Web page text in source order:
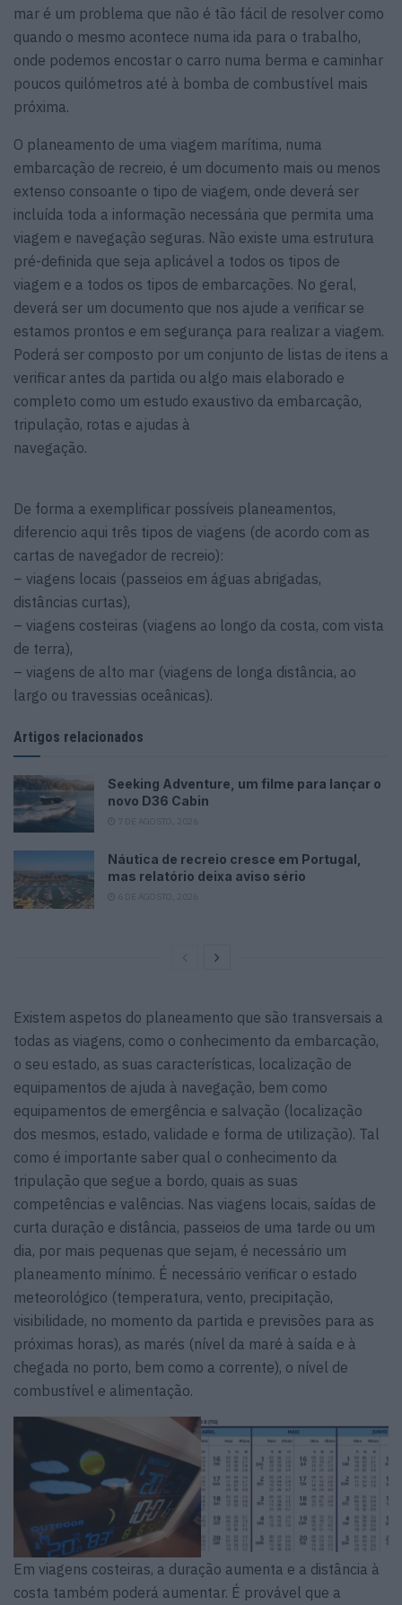
mar é um problema que não é tão fácil de resolver como
quando o mesmo acontece numa ida para o trabalho,
onde podemos encostar o carro numa berma e caminhar
poucos quilómetros até à bomba de combustível mais
próxima.
O planeamento de uma viagem marítima, numa
embarcação de recreio, é um documento mais ou menos
extenso consoante o tipo de viagem, onde deverá ser
incluída toda a informação necessária que permita uma
viagem e navegação seguras. Não existe uma estrutura
pré-definida que seja aplicável a todos os tipos de
viagem e a todos os tipos de embarcações. No geral,
deverá ser um documento que nos ajude a verificar se
estamos prontos e em segurança para realizar a viagem.
Poderá ser composto por um conjunto de listas de itens a
verificar antes da partida ou algo mais elaborado e
completo como um estudo exaustivo da embarcação,
tripulação, rotas e ajudas à
navegação.
De forma a exemplificar possíveis planeamentos,
diferencio aqui três tipos de viagens (de acordo com as
cartas de navegador de recreio):
– viagens locais (passeios em águas abrigadas,
distâncias curtas),
– viagens costeiras (viagens ao longo da costa, com vista
de terra),
– viagens de alto mar (viagens de longa distância, ao
largo ou travessias oceânicas).
Artigos relacionados
Seeking Adventure, um filme para lançar o
novo D36 Cabin
Náutica de recreio cresce em Portugal,
mas relatório deixa aviso sério
Existem aspetos do planeamento que são transversais a
todas as viagens, como o conhecimento da embarcação,
o seu estado, as suas características, localização de
equipamentos de ajuda à navegação, bem como
equipamentos de emergência e salvação (localização
dos mesmos, estado, validade e forma de utilização). Tal
como é importante saber qual o conhecimento da
tripulação que segue a bordo, quais as suas
competências e valências. Nas viagens locais, saídas de
curta duração e distância, passeios de uma tarde ou um
dia, por mais pequenas que sejam, é necessário um
planeamento mínimo. É necessário verificar o estado
meteorológico (temperatura, vento, precipitação,
visibilidade, no momento da partida e previsões para as
próximas horas), as marés (nível da maré à saída e à
chegada no porto, bem como a corrente), o nível de
combustível e alimentação.
Em viagens costeiras, a duração aumenta e a distância à
costa também poderá aumentar. É provável que a